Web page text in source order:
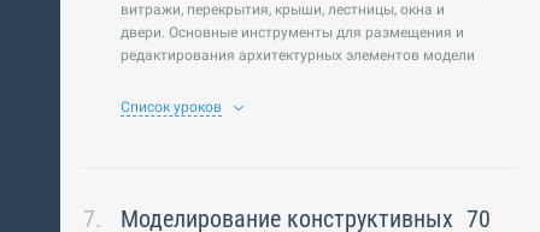
витражи, перекрытия, крыши, лестницы, окна и
двери. Основные инструменты для размещения и
редактирования архитектурных элементов модели
Список уроков
Моделирование конструктивных 70